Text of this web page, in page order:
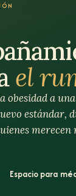
el
obesidad a
estándar,
merecen
Espacio para